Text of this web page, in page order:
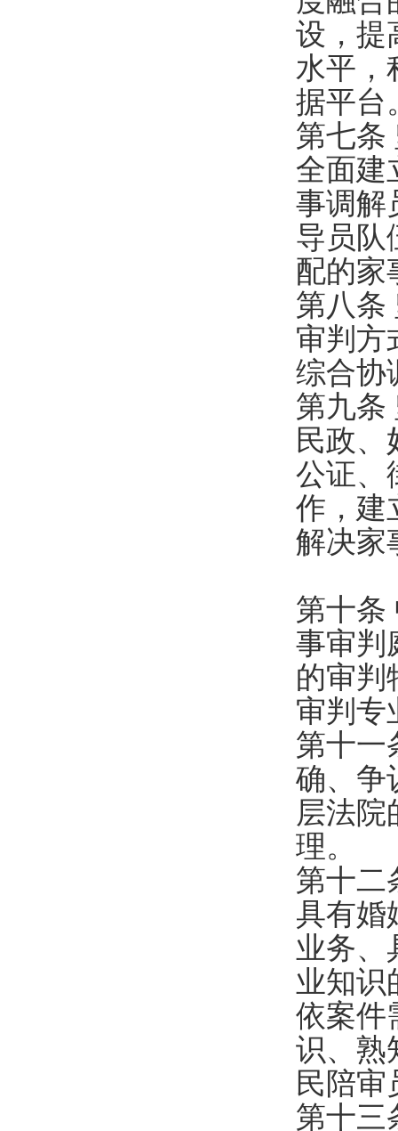
设，提
水平，
据平台
第七条
全面建
事调解
导员队
配的家
第八条
审判方
综合协
第九条
民政
公证、
作，建
解决家
第十条
事审判
的审判
审判专
第十
确、争
层法院
理。
第十
具有婚
业务、
业知识
依案件
识、熟
民陪审
第十